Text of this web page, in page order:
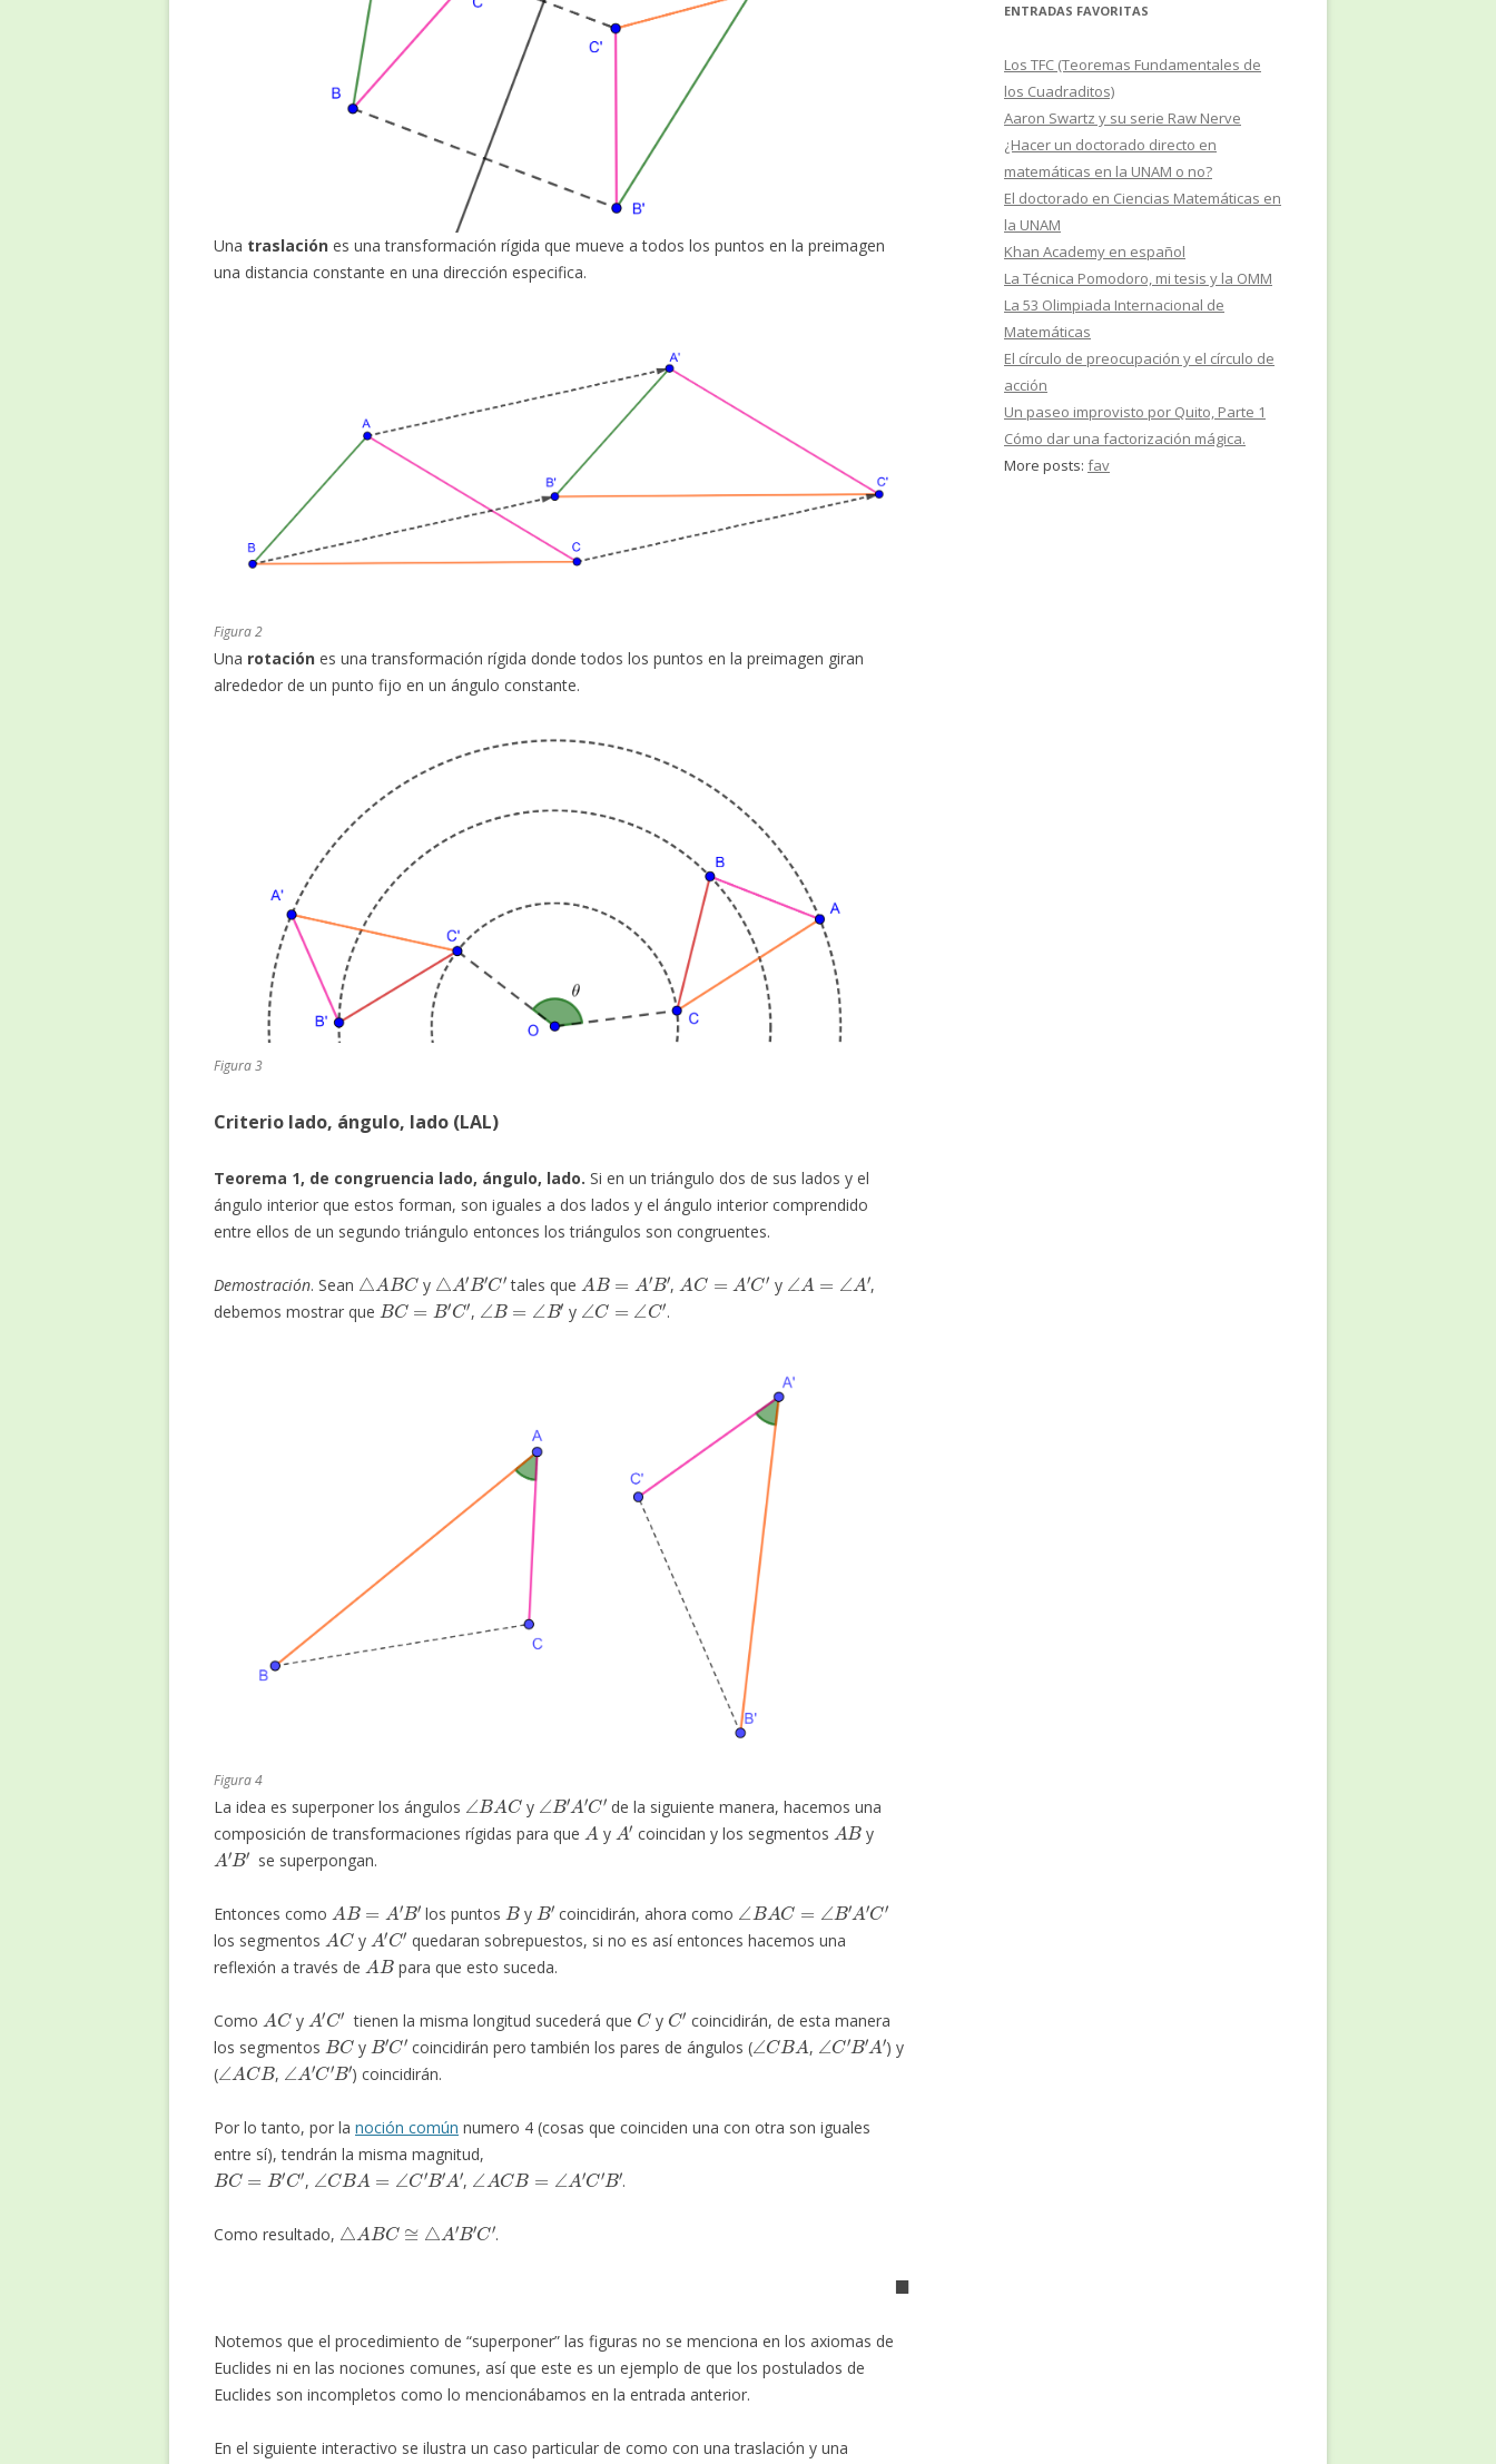
Una traslación es una transformación rígida que mueve a todos los puntos en la preimagen
una distancia constante en una dirección especifica.
Figura 2
Una rotación es una transformación rígida donde todos los puntos en la preimagen giran
alrededor de un punto fijo en un ángulo constante.
Figura 3
Criterio lado, ángulo, lado (LAL)
Teorema 1, de congruencia lado, ángulo, lado. Si en un triángulo dos de sus lados y el
ángulo interior que estos forman, son iguales a dos lados y el ángulo interior comprendido
entre ellos de un segundo triángulo entonces los triángulos son congruentes.
Demostración. Sean
△ ABC
y
△ A′B′C′
tales que
A B= B′
,
A C= C′
y
∠ A A
,
debemos mostrar que
BC=B′ C′
,
∠B =∠B′
y
∠C= ∠C′
.
Figura 4
La idea es superponer los ángulos
∠B A C
y
∠B′ A′ C′
de la siguiente manera, hacemos una
composición de transformaciones rígidas para que
A
y
A′
coincidan y los segmentos
AB
y
A′B′
se superpongan.
Entonces como
A B= B
los puntos
B
y
B′
coincidirán, ahora como
∠B A C= ′A′ C′
los segmentos
AC
y
A′C′
quedaran sobrepuestos, si no es así entonces hacemos una
reflexión a través de
AB
para que esto suceda.
Como
A C
y
A′C′
tienen la misma longitud sucederá que
C
y
C′
coincidirán, de esta manera
los segmentos
BC
y
B′C′
coincidirán pero también los pares de ángulos (
∠CBA
,
∠C′B′A′
) y
(
∠ ACB
,
∠A′C′B′
) coincidirán.
Por lo tanto, por la noción común numero 4 (cosas que coinciden una con otra son iguales
entre sí), tendrán la misma magnitud,
BC=B′C′
,
∠CBA=∠C′B′A′
,
∠ A CB= ′ C′B′
.
Como resultado,
△ ABC ≅ ′ ′C′
.
◼
Notemos que el procedimiento de “superponer” las figuras no se menciona en los axiomas de
Euclides ni en las nociones comunes, así que este es un ejemplo de que los postulados de
Euclides son incompletos como lo mencionábamos en la entrada anterior.
En el siguiente interactivo se ilustra un caso particular de como con una traslación y una
ENTRADAS FAVORITAS
Los TFC (Teoremas Fundamentales de
los Cuadraditos)
Aaron Swartz y su serie Raw Nerve
¿Hacer un doctorado directo en
matemáticas en la UNAM o no?
El doctorado en Ciencias Matemáticas en
la UNAM
Khan Academy en español
La Técnica Pomodoro, mi tesis y la OMM
La 53 Olimpiada Internacional de
Matemáticas
El círculo de preocupación y el círculo de
acción
Un paseo improvisto por Quito, Parte 1
Cómo dar una factorización mágica.
More posts: fav